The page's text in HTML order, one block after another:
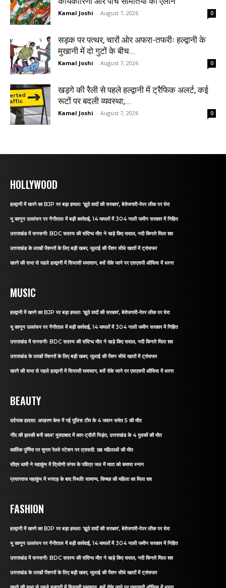
Kamal Joshi - August 7, 2026 0
सड़क पर पत्थर, चारों ओर अफरा-तफरीः हल्द्वानी के
मुखानी में दो गुटों के बीच...
Kamal Joshi - August 7, 2026 0
खड़गे की रैली से पहले हल्द्वानी में ट्रैफिक अलर्ट, कई
रूटों पर बदली व्यवस्था;...
Kamal Joshi - August 7, 2026 0
HOLLYWOOD
हल्द्वानी में खरगे का BJP पर बड़ा हमलाः ‘झूठे वादों की सरकार’, बेरोजगारी-पेपर लीक पर घेरा
भू कानून उल्लंघन पर नैनीताल में बड़ी कार्रवाई, 14 मामलों में 304 नाली जमीन सरकार में निहित
उत्तराखंड में सनसनीः BDC सदस्य की संदिग्ध मौत ने खड़े किए सवाल, नदी किनारे मिला शव
उत्तराखंड के लाखों पेंशनरों के लिए बड़ी खबर, जुलाई की पेंशन सीधे खातों में ट्रांसफर
खरगे की सभा से पहले हल्द्वानी में सियासी घमासान, बसें रोके जाने पर एसएसपी ऑफिस में धरना
MUSIC
हल्द्वानी में खरगे का BJP पर बड़ा हमलाः ‘झूठे वादों की सरकार’, बेरोजगारी-पेपर लीक पर घेरा
भू कानून उल्लंघन पर नैनीताल में बड़ी कार्रवाई, 14 मामलों में 304 नाली जमीन सरकार में निहित
उत्तराखंड में सनसनीः BDC सदस्य की संदिग्ध मौत ने खड़े किए सवाल, नदी किनारे मिला शव
उत्तराखंड के लाखों पेंशनरों के लिए बड़ी खबर, जुलाई की पेंशन सीधे खातों में ट्रांसफर
खरगे की सभा से पहले हल्द्वानी में सियासी घमासान, बसें रोके जाने पर एसएसपी ऑफिस में धरना
BEAUTY
दर्दनाक हादसा: अपहरण केस में गई पुलिस टीम के 4 जवान समेत 5 की मौत
नींद की झपकी बनी काल! मुरादाबाद में कार-ट्रॉली भिड़ंत, उत्तराखंड के 4 युवकों की मौत
कार्तिक पूर्णिमा पर चुनार रेलवे स्टेशन पर त्रासदी: छह महिलाओं की मौत
सीएम धामी ने महाकुंभ में त्रिवेणी संगम के पवित्र जल में माता को कराया स्नान
प्रयागराज महाकुंभ में भगदड़ के बाद स्थिति सामान्य, किच्छा की महिला का मिला शव
FASHION
हल्द्वानी में खरगे का BJP पर बड़ा हमलाः ‘झूठे वादों की सरकार’, बेरोजगारी-पेपर लीक पर घेरा
भू कानून उल्लंघन पर नैनीताल में बड़ी कार्रवाई, 14 मामलों में 304 नाली जमीन सरकार में निहित
उत्तराखंड में सनसनीः BDC सदस्य की संदिग्ध मौत ने खड़े किए सवाल, नदी किनारे मिला शव
उत्तराखंड के लाखों पेंशनरों के लिए बड़ी खबर, जुलाई की पेंशन सीधे खातों में ट्रांसफर